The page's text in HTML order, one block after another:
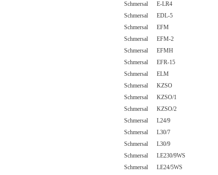
Schmersal E-LR4
Schmersal EDL-5
Schmersal EFM
Schmersal EFM-2
Schmersal EFMH
Schmersal EFR-15
Schmersal ELM
Schmersal KZSO
Schmersal KZSO/1
Schmersal KZSO/2
Schmersal L24/9
Schmersal L30/7
Schmersal L30/9
Schmersal LE230/9WS
Schmersal LE24/5WS